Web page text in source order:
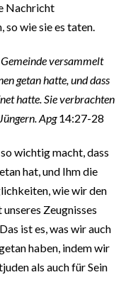
Nachricht
so wie sie es taten.
versammelt
getan hatte, und dass
hatte. Sie verbrachten
Apg14:27-28
wichtig macht, dass
hat, und Ihm die
wie wir den
Zeugnisses
ist es, was wir auch
haben, indem wir
als auch für Sein